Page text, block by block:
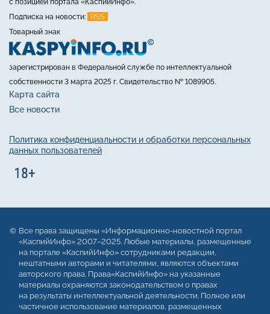
с позицией портала «КаспийИнфо».
Подписка на новости:
RSS
Товарный знак
зарегистрирован в Федеральной службе по интеллектуальной
собственности 3 марта 2025 г. Свидетельство № 1089905.
Карта сайта
Все новости
Политика конфиденциальности и обработки персональных
данных пользователей
Все права защищены «Информационно-новостной портал
«КаспийИнфо» 2007–2025. Любые материалы, размещенные
на портале «КаспийИнфо» сотрудниками редакции,
нештатными авторами и читателями, являются объектами
авторского права. Права«КаспийИнфо» на указанные
материалы охраняются законодательством о правах
на результаты интеллектуальной деятельности. Полное или
частичное использование материалов, размещенных